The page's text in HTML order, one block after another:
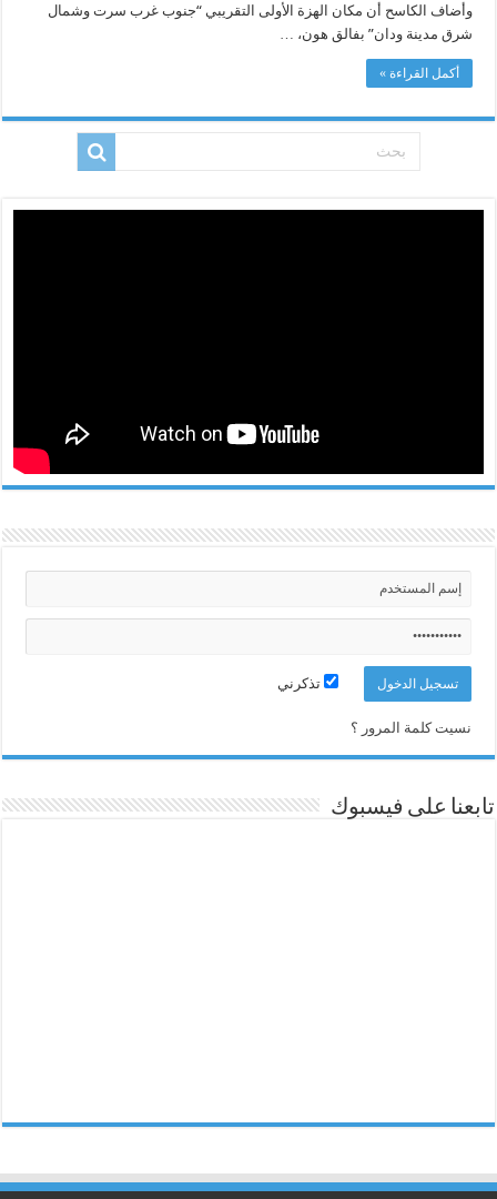
وأضاف الكاسح أن مكان الهزة الأولى التقريبي “جنوب غرب سرت وشمال
شرق مدينة ودان” بفالق هون، …
أكمل القراءة »
تذكرني
نسيت كلمة المرور ؟
تابعنا على فيسبوك